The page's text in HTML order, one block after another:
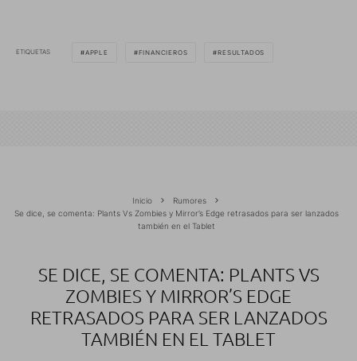
ETIQUETAS APPLE FINANCIEROS RESULTADOS
Inicio
Rumores
Se dice, se comenta: Plants Vs Zombies y Mirror’s Edge retrasados para ser lanzados
también en el Tablet
SE DICE, SE COMENTA: PLANTS VS
ZOMBIES Y MIRROR’S EDGE
RETRASADOS PARA SER LANZADOS
TAMBIÉN EN EL TABLET